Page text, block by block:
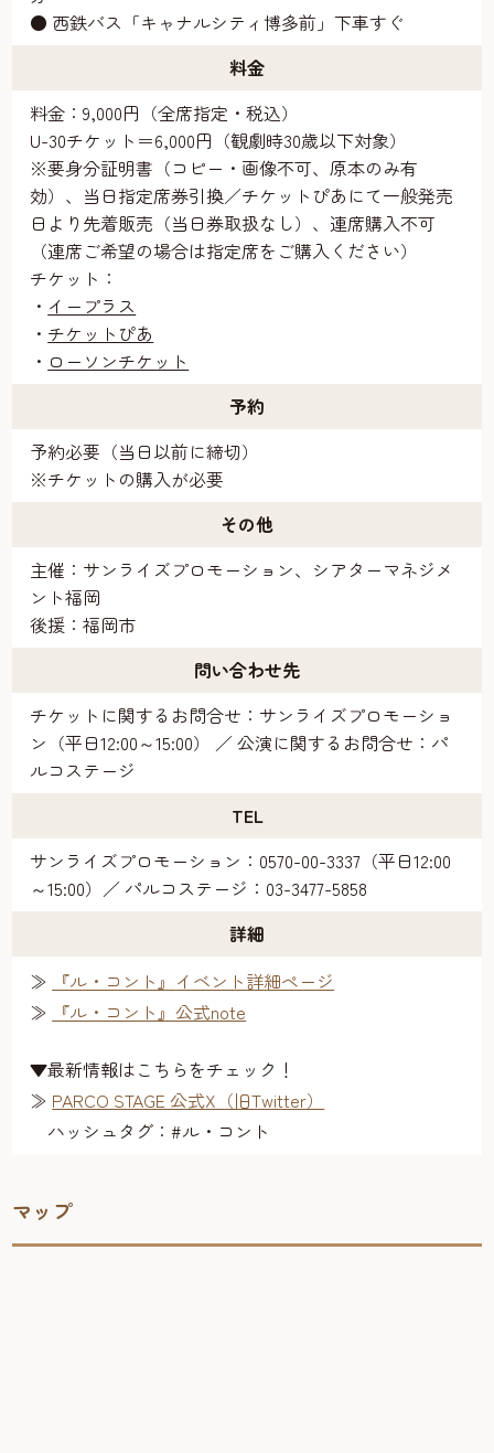
● 西鉄バス「キャナルシティ博多前」下車すぐ
料金
料金：9,000円（全席指定・税込）
U-30チケット＝6,000円（観劇時30歳以下対象）
※要身分証明書（コピー・画像不可、原本のみ有
効）、当日指定席券引換／チケットぴあにて一般発売
日より先着販売（当日券取扱なし）、連席購入不可
（連席ご希望の場合は指定席をご購入ください）
チケット：
・ イープラス
・ チケットぴあ
・ ローソンチケット
予約
予約必要（当日以前に締切）
※チケットの購入が必要
その他
主催：サンライズプロモーション、シアターマネジメ
ント福岡
後援：福岡市
問い合わせ先
チケットに関するお問合せ：サンライズプロモーショ
ン（平日12:00～15:00） ／ 公演に関するお問合せ：パ
ルコステージ
TEL
サンライズプロモーション：0570-00-3337（平日12:00
～15:00）／ パルコステージ：03-3477-5858
詳細
≫
『ル・コント』 イベント詳細ページ
≫
『ル・コント』公式note
▼最新情報はこちらをチェック！
≫ PARCO STAGE 公式X（旧Twitter）
ハッシュタグ：#ル・コント
マップ